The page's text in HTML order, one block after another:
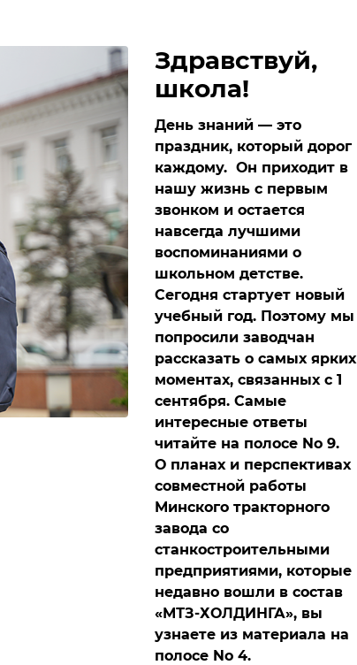
Здравствуй,
школа!
День знаний — это
праздник, который дорог
каждому. Он приходит в
нашу жизнь с первым
звонком и остается
навсегда лучшими
воспоминаниями о
школьном детстве.
Сегодня стартует новый
учебный год. Поэтому мы
попросили заводчан
рассказать о самых ярких
моментах, связанных с 1
сентября. Самые
интересные ответы
читайте на полосе No 9.
О планах и перспективах
совместной работы
Минского тракторного
завода со
станкостроительными
предприятиями, которые
недавно вошли в состав
«МТЗ-ХОЛДИНГА», вы
узнаете из материала на
полосе No 4.